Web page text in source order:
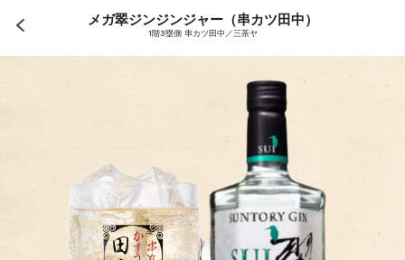
メガ翠ジンジンジャー（串カツ田中）
1階3塁側 串カツ田中／三茶ヤ